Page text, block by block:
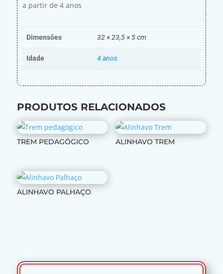
a partir de 4 anos
Dimensões 32 × 23,5 × 5 cm
Idade 4 anos
PRODUTOS RELACIONADOS
TREM PEDAGÓGICO ALINHAVO TREM
ALINHAVO PALHAÇO